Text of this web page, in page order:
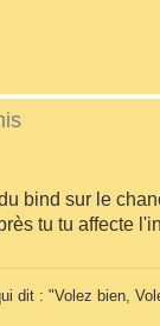
bind sur le
tu tu affecte
dit : "Volez bien,